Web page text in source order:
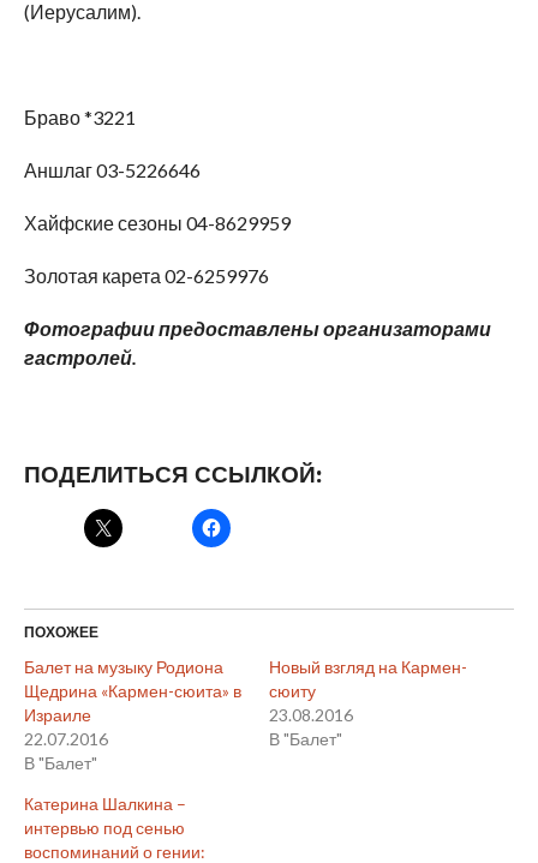
(Иерусалим).
Браво *3221
Аншлаг 03-5226646
Хайфские сезоны 04-8629959
Золотая карета 02-6259976
Фотографии предоставлены организаторами
гастролей.
ПОДЕЛИТЬСЯ ССЫЛКОЙ:
ПОХОЖЕЕ
Балет на музыку Родиона
Щедрина «Кармен-сюита» в
Израиле
22.07.2016
В "Балет"
Новый взгляд на Кармен-
сюиту
23.08.2016
В "Балет"
Катерина Шалкина –
интервью под сенью
воспоминаний о гении: